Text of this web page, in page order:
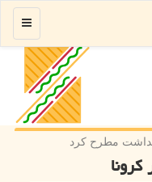
منو
مطرح كرد